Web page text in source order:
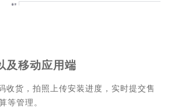
及移动应用端
收货，拍照上传安装进度，实时提交售
等管理。